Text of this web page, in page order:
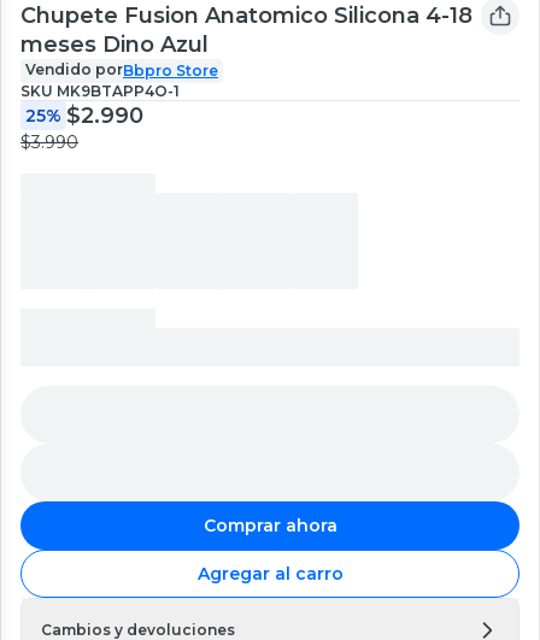
Chupete Fusion Anatomico Silicona 4-18
meses Dino Azul
Vendido porBbpro Store
SKU MK9BTAPP4O-1
25% $2.990
$3.990
Comprar ahora
Agregar al carro
Cambios y devoluciones